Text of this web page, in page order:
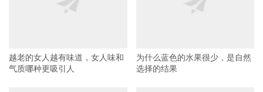
越老的女人越有味道，女人味和
气质哪种更吸引人
为什么蓝色的水果很少，是自然
选择的结果